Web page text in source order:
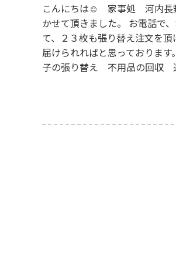
こんにちは☺ 家事処 河内長
かせて頂きました。 お電話で
て、２３枚も張り替え注文を頂
届けられればと思っておりま
子の張り替え 不用品の回収